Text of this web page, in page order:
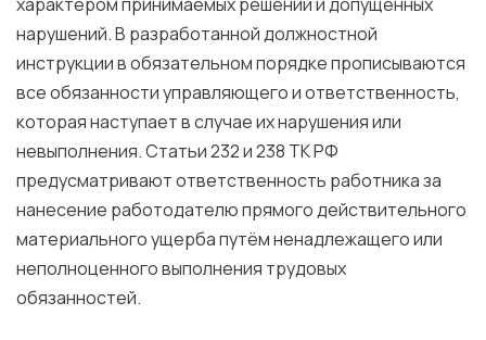
нарушений. В разработанной должностной
инструкции в обязательном порядке прописываются
все обязанности управляющего и ответственность,
которая наступает в случае их нарушения или
невыполнения. Статьи 232 и 238 ТК РФ
предусматривают ответственность работника за
нанесение работодателю прямого действительного
материального ущерба путём ненадлежащего или
неполноценного выполнения трудовых
обязанностей.